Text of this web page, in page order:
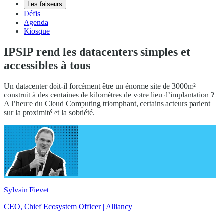
Les faiseurs
Défis
Agenda
Kiosque
IPSIP rend les datacenters simples et
accessibles à tous
Un datacenter doit-il forcément être un énorme site de 3000m²
construit à des centaines de kilomètres de votre lieu d’implantation ?
A l’heure du Cloud Computing triomphant, certains acteurs parient
sur la proximité et la sobriété.
Sylvain Fievet
CEO, Chief Ecosystem Officer | Alliancy